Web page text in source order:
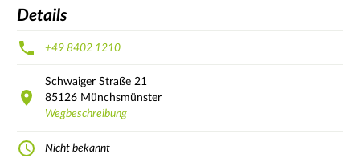
Details
+49 8402 1210
Schwaiger Straße 21
85126 Münchsmünster
Wegbeschreibung
Nicht bekannt